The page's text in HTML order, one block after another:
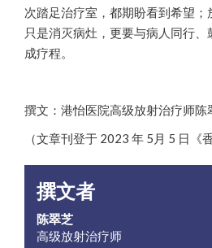
次踏足治疗室，都期盼看到希望
只是消灭病灶，更要与病人同行
成疗程。
撰文：港怡医院高级放射治疗师陈
（文章刊登于 2023 年 5月 5 日《
撰文者
陈翠芝
高级放射治疗师